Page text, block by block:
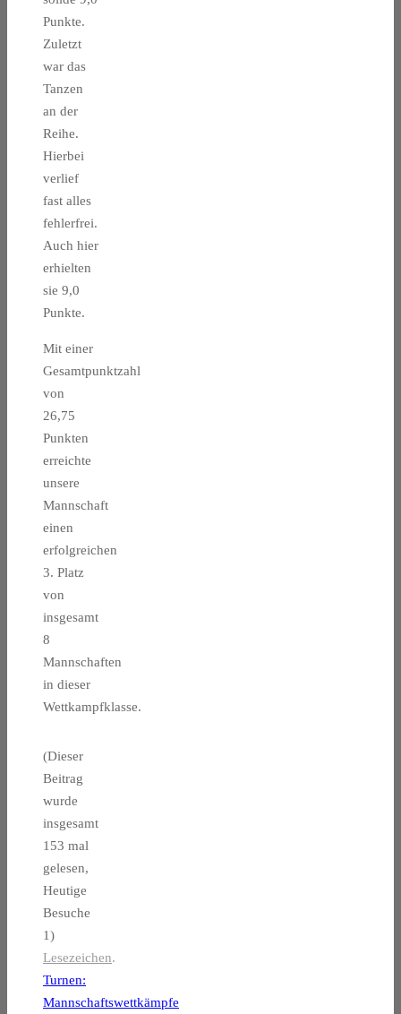
Punkte.
Zuletzt
war das
Tanzen
an der
Reihe.
Hierbei
verlief
fast alles
fehlerfrei.
Auch hier
erhielten
sie 9,0
Punkte.
Mit einer
Gesamtpunktzahl
von
26,75
Punkten
erreichte
unsere
Mannschaft
einen
erfolgreichen
3. Platz
von
insgesamt
8
Mannschaften
in dieser
Wettkampfklasse.
(Dieser
Beitrag
wurde
insgesamt
153 mal
gelesen,
Heutige
Besuche
1)
Lesezeichen.
Turnen:
Mannschaftswettkämpfe